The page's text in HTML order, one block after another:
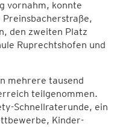
vornahm, konnte
den zweiten Platz
Ruprechtshofen und
mehrere tausend
teilgenommen.
Schnellraterunde, ein
Kinder-